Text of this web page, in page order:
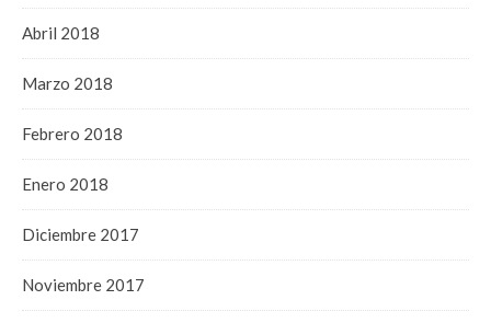
Abril 2018
Marzo 2018
Febrero 2018
Enero 2018
Diciembre 2017
Noviembre 2017